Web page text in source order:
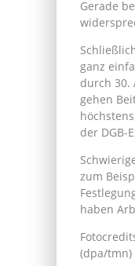
Gerade
ganz
durch 30.
gehen
der DGB-
zum
haben
(dpa/tmn)